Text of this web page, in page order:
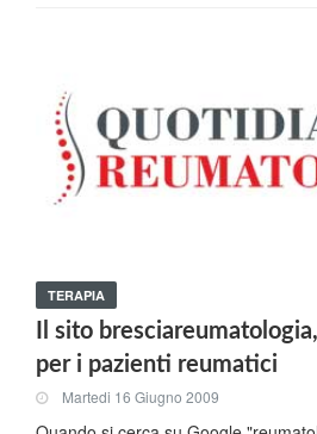
TERAPIA
Il sito
per i pazienti reumatici
Martedi 16 Giugno 2009